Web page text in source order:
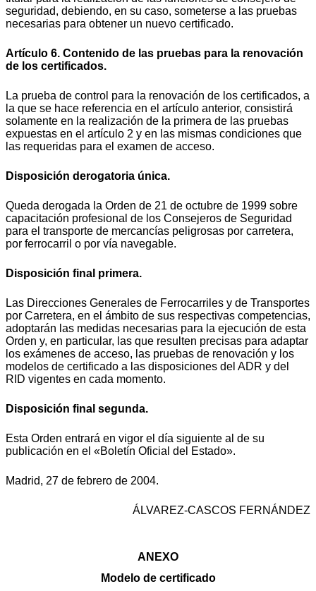
seguridad, debiendo, en su caso, someterse a las pruebas
necesarias para obtener un nuevo certificado.
Artículo 6. Contenido de las pruebas para la renovación
de los certificados.
La prueba de control para la renovación de los certificados, a
la que se hace referencia en el artículo anterior, consistirá
solamente en la realización de la primera de las pruebas
expuestas en el artículo 2 y en las mismas condiciones que
las requeridas para el examen de acceso.
Disposición derogatoria única.
Queda derogada la Orden de 21 de octubre de 1999 sobre
capacitación profesional de los Consejeros de Seguridad
para el transporte de mercancías peligrosas por carretera,
por ferrocarril o por vía navegable.
Disposición final primera.
Las Direcciones Generales de Ferrocarriles y de Transportes
por Carretera, en el ámbito de sus respectivas competencias,
adoptarán las medidas necesarias para la ejecución de esta
Orden y, en particular, las que resulten precisas para adaptar
los exámenes de acceso, las pruebas de renovación y los
modelos de certificado a las disposiciones del ADR y del
RID vigentes en cada momento.
Disposición final segunda.
Esta Orden entrará en vigor el día siguiente al de su
publicación en el «Boletín Oficial del Estado».
Madrid, 27 de febrero de 2004.
ÁLVAREZ-CASCOS FERNÁNDEZ
ANEXO
Modelo de certificado